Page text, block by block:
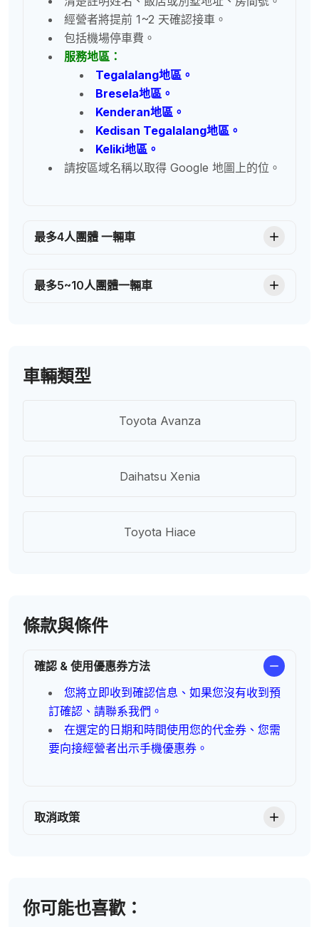
經營者將提前 1~2 天確認接車。
包括機場停車費。
服務地區：
Tegalalang地區。
Bresela地區。
Kenderan地區。
Kedisan Tegalalang地區。
Keliki地區。
請按區域名稱以取得 Google 地圖上的位。
最多4人團體 一輛車
最多5~10人團體一輛車
車輛類型
Toyota Avanza
Daihatsu Xenia
Toyota Hiace
條款與條件
確認 & 使用優惠券方法
您將立即收到確認信息、如果您沒有收到預
訂確認、請聯系我們。
在選定的日期和時間使用您的代金券、您需
要向接經營者出示手機優惠券。
取消政策
你可能也喜歡：